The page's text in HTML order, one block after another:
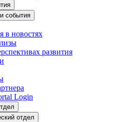
события
в новостях
развития
Login
отдел